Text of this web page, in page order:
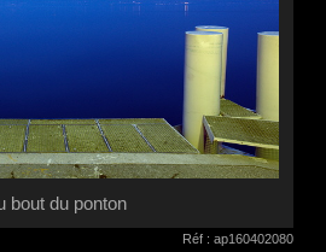
bout du ponton
Réf : ap160402080